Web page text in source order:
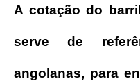
A cotação do
serve de
angolanas, para